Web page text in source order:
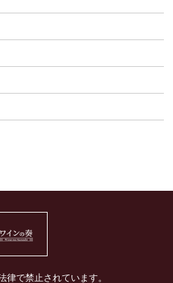
律で禁止されています。